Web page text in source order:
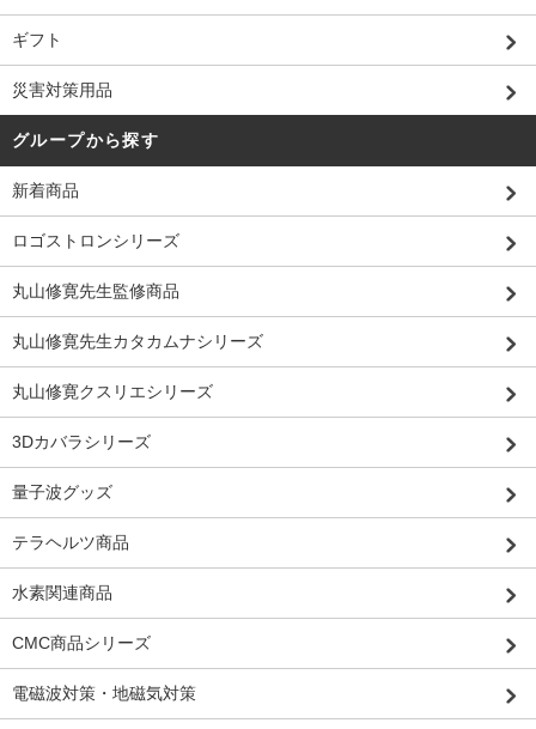
ギフト
災害対策用品
グループから探す
新着商品
ロゴストロンシリーズ
丸山修寛先生監修商品
丸山修寛先生カタカムナシリーズ
丸山修寛クスリエシリーズ
3Dカバラシリーズ
量子波グッズ
テラヘルツ商品
水素関連商品
CMC商品シリーズ
電磁波対策・地磁気対策